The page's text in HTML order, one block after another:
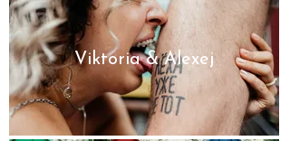
Viktoria & Alexej